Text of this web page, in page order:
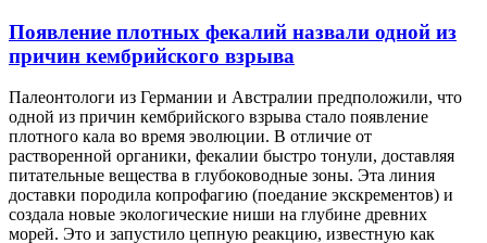
Появление плотных фекалий назвали одной из
причин кембрийского взрыва
Палеонтологи из Германии и Австралии предположили, что
одной из причин кембрийского взрыва стало появление
плотного кала во время эволюции. В отличие от
растворенной органики, фекалии быстро тонули, доставляя
питательные вещества в глубоководные зоны. Эта линия
доставки породила копрофагию (поедание экскрементов) и
создала новые экологические ниши на глубине древних
морей. Это и запустило цепную реакцию, известную как